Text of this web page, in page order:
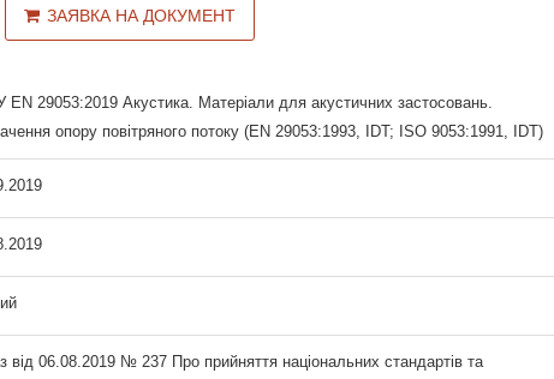
ЗАЯВКА НА ДОКУМЕНТ
EN 29053:2019 Акустика. Матеріали для акустичних застосовань.
опору повітряного потоку (EN 29053:1993, IDT; ISO 9053:1991, IDT)
від 06.08.2019 № 237 Про прийняття національних стандартів та